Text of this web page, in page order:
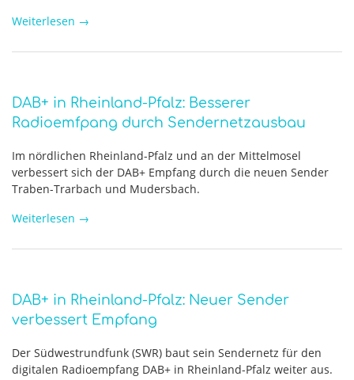
Weiterlesen →
DAB+ in Rheinland-Pfalz: Besserer
Radioemfpang durch Sendernetzausbau
Im nördlichen Rheinland-Pfalz und an der Mittelmosel
verbessert sich der DAB+ Empfang durch die neuen Sender
Traben-Trarbach und Mudersbach.
Weiterlesen →
DAB+ in Rheinland-Pfalz: Neuer Sender
verbessert Empfang
Der Südwestrundfunk (SWR) baut sein Sendernetz für den
digitalen Radioempfang DAB+ in Rheinland-Pfalz weiter aus.